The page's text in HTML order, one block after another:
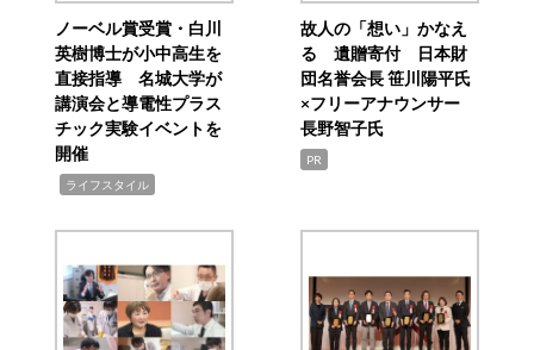
ノーベル賞受賞・白川
英樹博士が小中高生を
直接指導 名城大学が
講演会と導電性プラス
チック実験イベントを
開催
ライフスタイル
故人の「想い」かなえ
る 遺贈寄付 日本財
団名誉会長 笹川陽平氏
×フリーアナウンサー
長野智子氏
PR